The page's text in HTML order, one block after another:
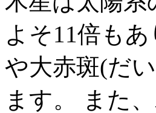
よそ11倍も
や大赤斑(だ
ます。 また